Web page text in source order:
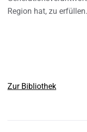
Region hat, zu erfüllen.
Zur Bibliothek